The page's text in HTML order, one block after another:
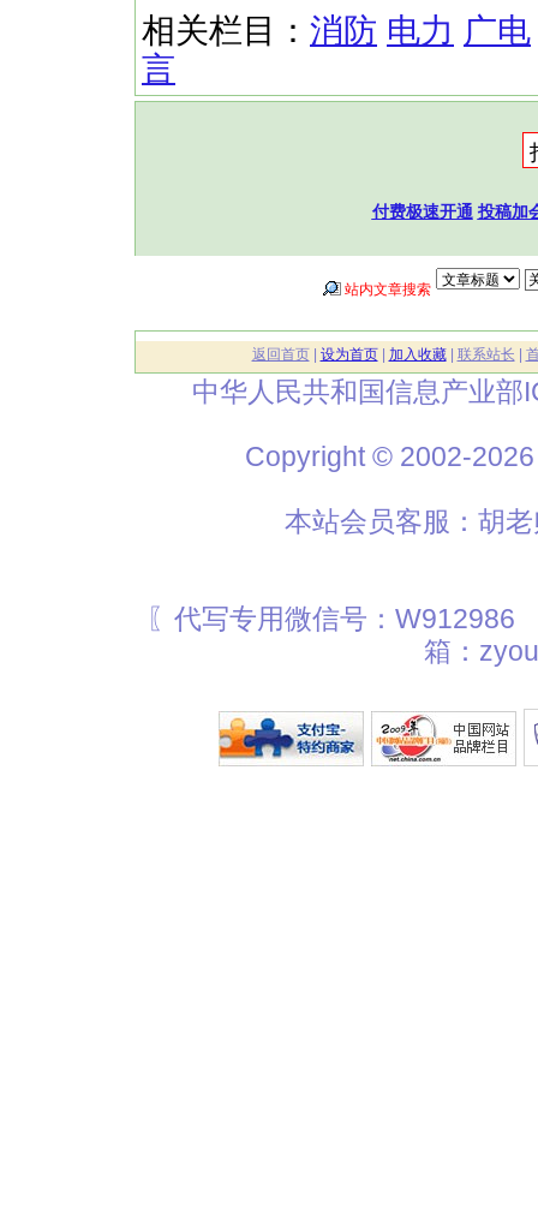
相关栏目： 消防 电力 广电
言
付费极速开通 投稿加
站内文章搜索
返回首页| 设为首页| 加入收藏| 联系站长
中华人民共和国信息产业部
Copyright © 2002-
本站会员客服：胡
〖代写专用微信号：
箱：